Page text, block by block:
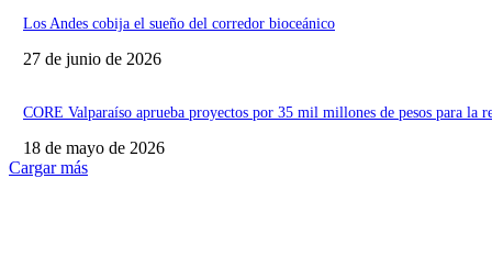
Los Andes cobija el sueño del corredor bioceánico
27 de junio de 2026
CORE Valparaíso aprueba proyectos por 35 mil millones de pesos para la
18 de mayo de 2026
Cargar más